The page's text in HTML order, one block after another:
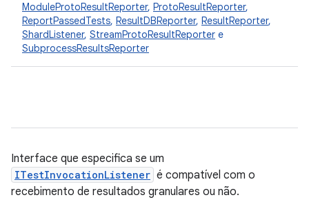
ModuleProtoResultReporter, ProtoResultReporter,
ReportPassedTests, ResultDBReporter, ResultReporter,
ShardListener, StreamProtoResultReporter e
SubprocessResultsReporter
Interface que especifica se um
ITestInvocationListener é compatível com o
recebimento de resultados granulares ou não.